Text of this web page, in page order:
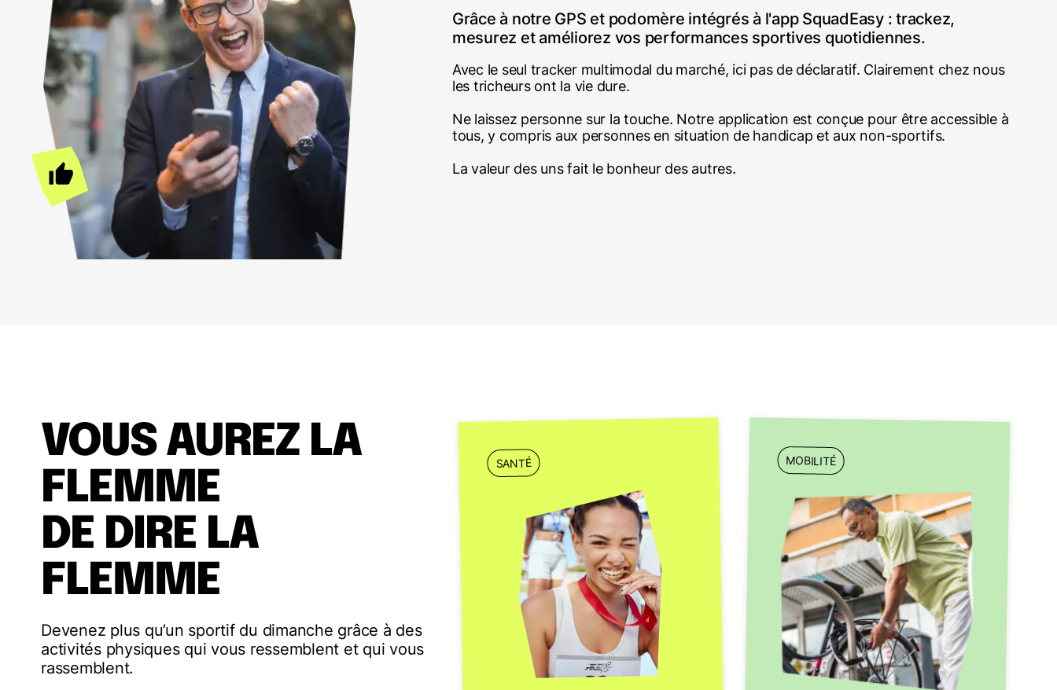
Grâce à notre GPS et podomère intégrés à l'app SquadEasy : trackez,
mesurez et améliorez vos performances sportives quotidiennes.
Avec le seul tracker multimodal du marché, ici pas de déclaratif. Clairement chez nous
les tricheurs ont la vie dure.
Ne laissez personne sur la touche. Notre application est conçue pour être accessible à
tous, y compris aux personnes en situation de handicap et aux non-sportifs.
La valeur des uns fait le bonheur des autres.
VOUS AUREZ LA
FLEMME
DE DIRE LA
FLEMME
Devenez plus qu’un sportif du dimanche grâce à des
activités physiques qui vous ressemblent et qui vous
rassemblent.
SANTÉ MOBILITÉ